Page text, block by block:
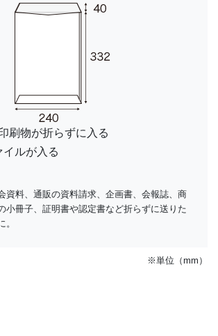
刷物が折らずに入る
イルが入る
資料、通販の資料請求、企画書、会報誌、商
小冊子、証明書や認定書など折らずに送りた
。
※単位（mm）